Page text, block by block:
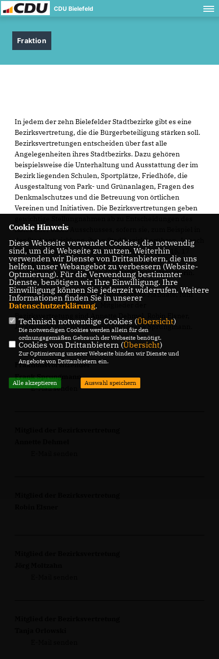
CDU Bielefeld
Fraktion
In jedem der zehn Bielefelder Stadtbezirke gibt es eine
Bezirksvertretung, die die Bürgerbeteiligung stärken soll.
Bezirksvertretungen entscheiden über fast alle
Angelegenheiten ihres Stadtbezirks. Dazu gehören
beispielsweise die Unterhaltung und Ausstattung der im
Bezirk liegenden Schulen, Sportplätze, Friedhöfe, die
Ausgestaltung von Park- und Grünanlagen, Fragen des
Denkmalschutzes und die Betreuung von örtlichen
Vereinen und Initiativen. Die Bezirksvertretungen geben
Rates oder eines Ausschusses, sofern sie, zum Beispiel in
der Stadtentwicklung, ihren Stadtbezirk berühren. Je nach
Größe des Stadtbezirks haben die Vertretungen 15, 17
oder 19 Mitglieder. An der Spitze steht jeweils der
Bezirksbürgermeister oder die Bezirksbürgermeisterin.
Die Bezirksvertretung Sennestadt hat 15 Mandate, fünf
davon nimmt die CDU ein. Mitglieder der
Bezirksvertretung sind Annette Dehmel, Robin Elsner,
Jörgmoltzahn, Tanja Orlowski und Frank Sprungmann.
Fraktionsvorsitzender
Frank Sprungmann
E-Mail senden
Cookie Hinweis
Diese Webseite verwendet Cookies, die notwendig
sind, um die Webseite zu nutzen. Weiterhin
verwenden wir Dienste von Drittanbietern, die uns
helfen, unser Webangebot zu verbessern (Website-
Optmierung). Für die Verwendung bestimmter
Dienste, benötigen wir Ihre Einwilligung. Ihre
Einwilligung können Sie jederzeit widerrufen. Weitere
Informationen finden Sie in unserer
Datenschutzerklärung.
Technisch notwendige Cookies (Übersicht)
Die notwendigen Cookies werden allein für den
ordnungsgemäßen Gebrauch der Webseite benötigt.
Cookies von Drittanbietern (Übersicht)
Zur Optimierung unserer Webseite binden wir Dienste und
Angebote von Drittanbietern ein.
Alle akzeptieren Auswahl speichern